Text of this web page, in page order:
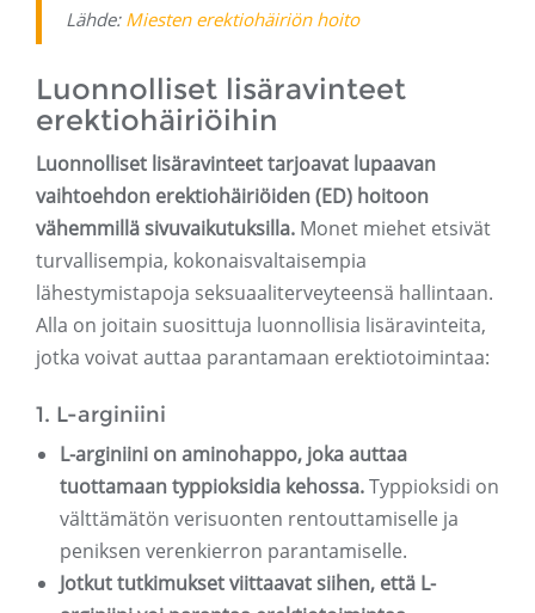
Lähde: Miesten erektiohäiriön hoito
Luonnolliset lisäravinteet
erektiohäiriöihin
Luonnolliset lisäravinteet tarjoavat lupaavan
vaihtoehdon erektiohäiriöiden (ED) hoitoon
vähemmillä sivuvaikutuksilla. Monet miehet etsivät
turvallisempia, kokonaisvaltaisempia
lähestymistapoja seksuaaliterveyteensä hallintaan.
Alla on joitain suosittuja luonnollisia lisäravinteita,
jotka voivat auttaa parantamaan erektiotoimintaa:
1. L-arginiini
L-arginiini on aminohappo, joka auttaa
tuottamaan typpioksidia kehossa.Typpioksidi on
välttämätön verisuonten rentouttamiselle ja
peniksen verenkierron parantamiselle.
Jotkut tutkimukset viittaavat siihen, että L-